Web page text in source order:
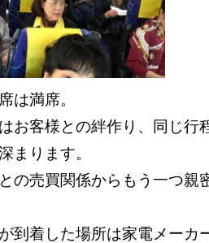
は満席。
お客様との絆作り、同じ行
まります。
の売買関係からもう一つ親
到着した場所は家電メー